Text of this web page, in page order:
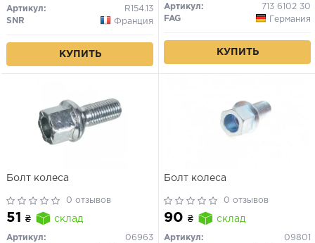
Артикул:
R154.13
SNR
Франция
КУПИТЬ
Артикул:
713 6102 30
FAG
Германия
КУПИТЬ
Болт колеса
0 отзывов
51 ₴ склад
Артикул:
06963
Болт колеса
0 отзывов
90 ₴ склад
Артикул:
09801